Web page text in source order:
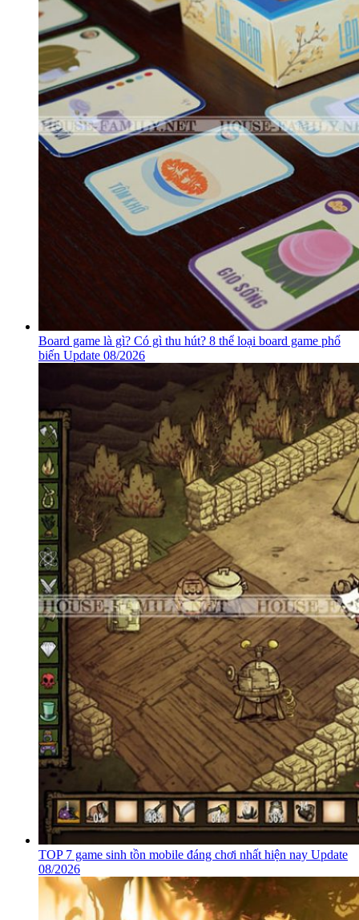
Board game là gì? Có gì thu hút? 8 thể loại board game phổ
biến Update 08/2026
TOP 7 game sinh tồn mobile đáng chơi nhất hiện nay Update
08/2026